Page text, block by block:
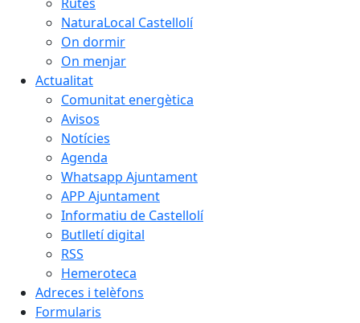
NaturaLocal Castellolí
On dormir
On menjar
Actualitat
Comunitat energètica
Avisos
Notícies
Agenda
Whatsapp Ajuntament
APP Ajuntament
Informatiu de Castellolí
Butlletí digital
RSS
Hemeroteca
Adreces i telèfons
Formularis